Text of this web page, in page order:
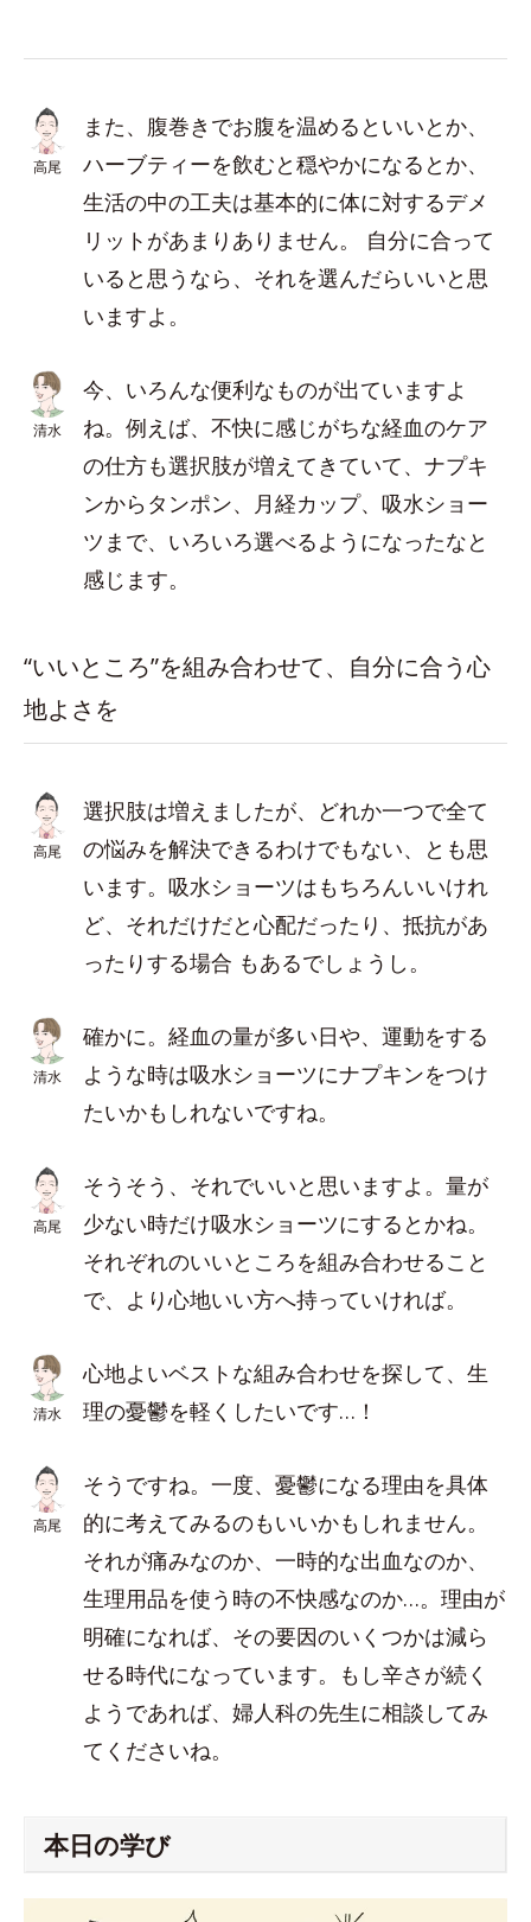
高尾
また、腹巻きでお腹を温めるといいとか、
ハーブティーを飲むと穏やかになるとか、
生活の中の工夫は基本的に体に対するデメ
リットがあまりありません。 自分に合って
いると思うなら、それを選んだらいいと思
いますよ。
清水
今、いろんな便利なものが出ていますよ
ね。例えば、不快に感じがちな経血のケア
の仕方も選択肢が増えてきていて、ナプキ
ンからタンポン、月経カップ、吸水ショー
ツまで、いろいろ選べるようになったなと
感じます。
“いいところ”を組み合わせて、自分に合う心
地よさを
高尾
選択肢は増えましたが、どれか一つで全て
の悩みを解決できるわけでもない、とも思
います。吸水ショーツはもちろんいいけれ
ど、それだけだと心配だったり、抵抗があ
ったりする場合 もあるでしょうし。
清水
確かに。経血の量が多い日や、運動をする
ような時は吸水ショーツにナプキンをつけ
たいかもしれないですね。
高尾
そうそう、それでいいと思いますよ。量が
少ない時だけ吸水ショーツにするとかね。
それぞれのいいところを組み合わせること
で、より心地いい方へ持っていければ。
清水
心地よいベストな組み合わせを探して、生
理の憂鬱を軽くしたいです…！
高尾
そうですね。一度、憂鬱になる理由を具体
的に考えてみるのもいいかもしれません。
それが痛みなのか、一時的な出血なのか、
生理用品を使う時の不快感なのか…。理由が
明確になれば、その要因のいくつかは減ら
せる時代になっています。もし辛さが続く
ようであれば、婦人科の先生に相談してみ
てくださいね。
本日の学び